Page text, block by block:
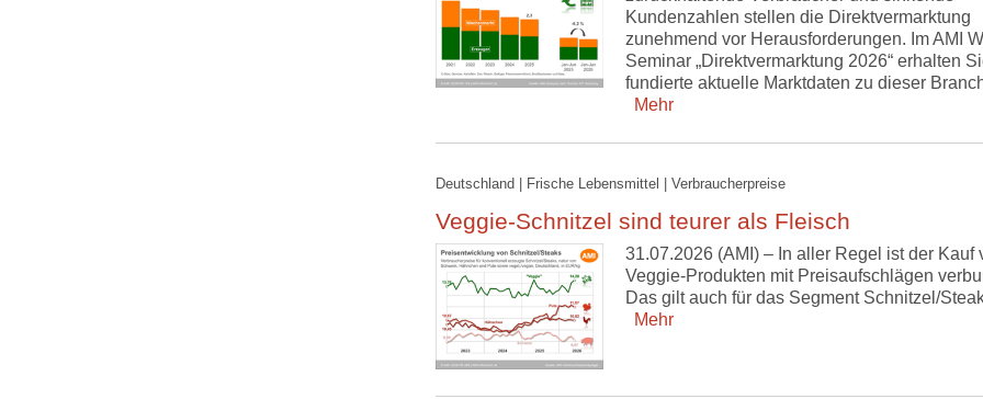
Kundenzahlen stellen die Direktvermarktung
zunehmend vor Herausforderungen. Im AMI
Seminar „Direktvermarktung 2026“ erhalten
fundierte aktuelle Marktdaten zu dieser
Mehr
Deutschland | Frische Lebensmittel | Verbraucherpreise
Veggie-Schnitzel sind teurer als Fleisch
31.07.2026 (AMI) – In aller Regel ist der Kauf
Veggie-Produkten mit Preisaufschlägen
Das gilt auch für das Segment Schnitzel/
Mehr